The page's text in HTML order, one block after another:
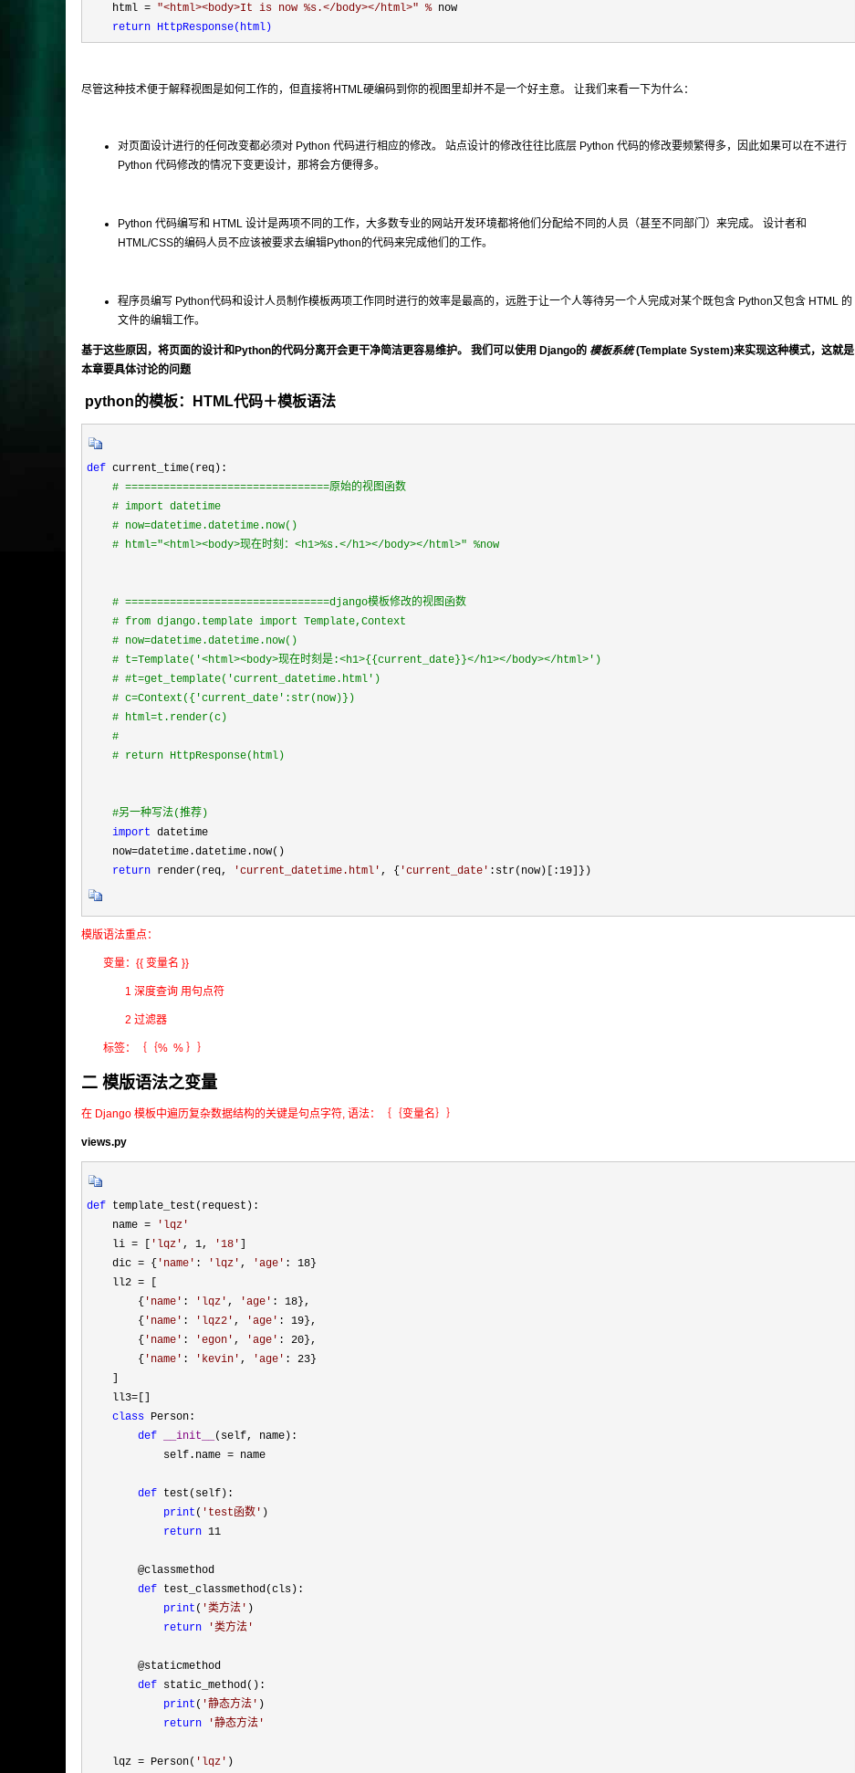
    html =
"<html><body>It is now %s.</body></html>" % now
return HttpResponse(html)
尽管这种技术便于解释视图是如何工作的，但直接将HTML硬编码到你的视图里却并不是一个好主意。 让我们来看一下为什么：
对页面设计进行的任何改变都必须对 Python 代码进行相应的修改。 站点设计的修改往往比底层 Python 代码的修改要频繁得多，因此如果可以在不进行
Python 代码修改的情况下变更设计，那将会方便得多。
Python 代码编写和 HTML 设计是两项不同的工作，大多数专业的网站开发环境都将他们分配给不同的人员（甚至不同部门）来完成。 设计者和
HTML/CSS的编码人员不应该被要求去编辑Python的代码来完成他们的工作。
程序员编写 Python代码和设计人员制作模板两项工作同时进行的效率是最高的，远胜于让一个人等待另一个人完成对某个既包含 Python又包含 HTML 的
文件的编辑工作。
基于这些原因，将页面的设计和Python的代码分离开会更干净简洁更容易维护。 我们可以使用 Django的 模板系统(Template System)来实现这种模式，这就是
本章要具体讨论的问题
python的模板：HTML代码＋模板语法
def current_time(req):
# ================================原始的视图函数
# import datetime
# now=datetime.datetime.now()
# html="<html><body>现在时刻：<h1>%s.</h1></body></html>" %now
# ================================django模板修改的视图函数
# from django.template import Template,Context
# now=datetime.datetime.now()
# t=Template('<html><body>现在时刻是:<h1>{{current_date}}</h1></body></html>')
# #t=get_template('current_datetime.html')
# c=Context({'current_date':str(now)})
# html=t.render(c)
# return HttpResponse(html)
#另一种写法(推荐)
import datetime
    now
=datetime.datetime.now()
return render(req, 'current_datetime.html ' , { 'current_date ' :str(now)[:19]})
模版语法重点：
变量：{{ 变量名 }}
1 深度查询 用句点符
2 过滤器
标签：｛｛% % ｝｝
二 模版语法之变量
在 Django 模板中遍历复杂数据结构的关键是句点字符, 语法：｛｛变量名｝｝
views.py
def template_test(request):
    name
= ' lqz '
    li
= [ ' lqz ' , 1, '18 '
    dic
= { ' name ' : ' lqz ' , 'age ' : 18 }
    ll2
=
        {
' name ' : ' lqz ' , 'age ' : 18 },
        {
' name ' : ' lqz2 ' , 'age ' : 19 },
        {
' name ' : 'egon ' , 'age ' : 20 },
        {
' name ' : ' kevin ' , 'age ' : 23 }
    ll3
=
class Person:
def
__init__
(self, name):
            self.name
= name
def test(self):
print ( ' test函数 ' )
return 11
        @classmethod
def test_classmethod(cls):
print ( '类方法 ' )
return
'类方法 '
        @staticmethod
def static_method():
print ( '静态方法 ' )
return
'静态方法 '
    lqz
= Person( ' lqz ' )